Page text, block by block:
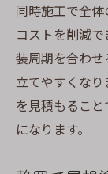
同時施工で全
コストを削減
装周期を合わ
立てやすくな
を見積もるこ
になります。